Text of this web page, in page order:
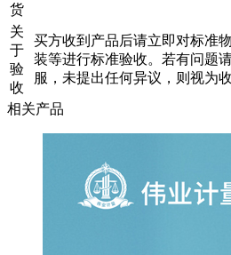
货
关
于
验
收
买方收到产品后请立即对标准
装等进行标准验收。若有问题
服，未提出任何异议，则视为收
相关产品